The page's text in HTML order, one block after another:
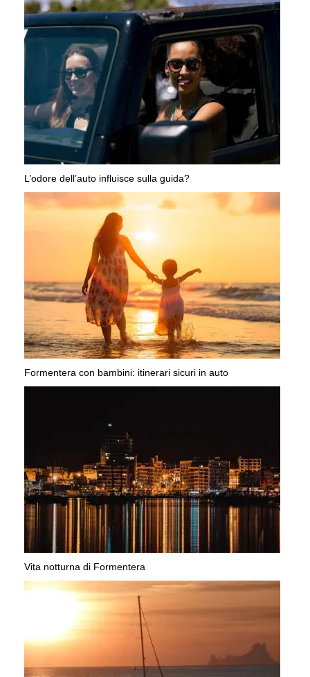
L’odore dell’auto influisce sulla guida?
Formentera con bambini: itinerari sicuri in auto
Vita notturna di Formentera